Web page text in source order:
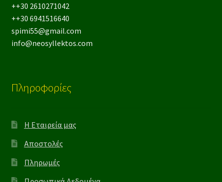
++30 2610271042
++30 6941516640
spimi55@gmail.com
info@neosyllektos.com
Πληροφορίες
Η Εταιρεία μας
Αποστολές
Πληρωμές